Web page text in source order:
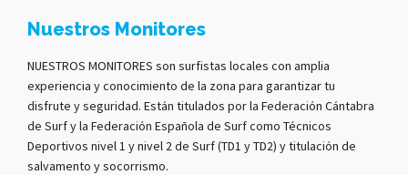
Nuestros Monitores
NUESTROS MONITORES son surfistas locales con amplia
experiencia y conocimiento de la zona para garantizar tu
disfrute y seguridad. Están titulados por la Federación Cántabra
de Surf y la Federación Española de Surf como Técnicos
Deportivos nivel 1 y nivel 2 de Surf (TD1 y TD2) y titulación de
salvamento y socorrismo.